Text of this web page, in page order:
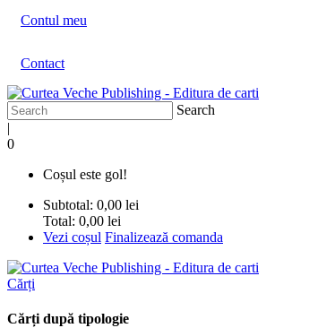
Contul meu
Contact
Search
|
0
Coșul este gol!
Subtotal: 0,00 lei
Total: 0,00 lei
Vezi coșul Finalizează comanda
Cărți
Cărți după tipologie